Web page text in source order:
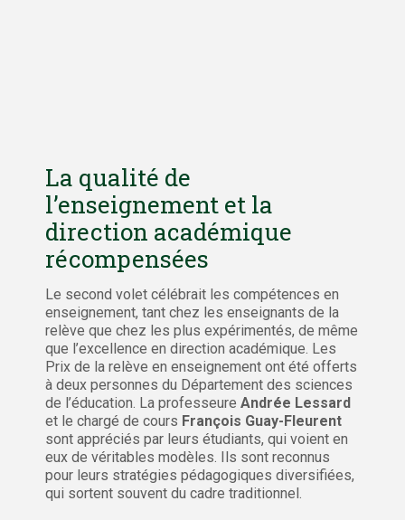
La qualité de
l’enseignement et la
direction académique
récompensées
Le second volet célébrait les compétences en
enseignement, tant chez les enseignants de la
relève que chez les plus expérimentés, de même
que l’excellence en direction académique. Les
Prix de la relève en enseignement ont été offerts
à deux personnes du Département des sciences
de l’éducation. La professeure Andrée Lessard
et le chargé de cours François Guay-Fleurent
sont appréciés par leurs étudiants, qui voient en
eux de véritables modèles. Ils sont reconnus
pour leurs stratégies pédagogiques diversifiées,
qui sortent souvent du cadre traditionnel.